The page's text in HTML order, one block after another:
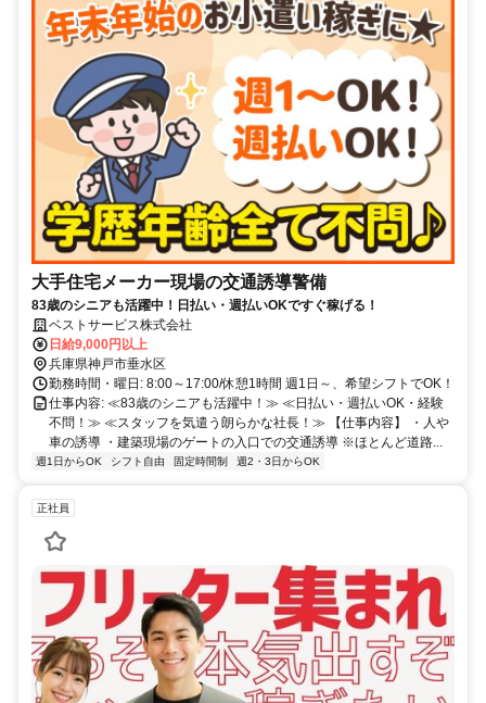
大手住宅メーカー現場の交通誘導警備
83歳のシニアも活躍中！日払い・週払いOKですぐ稼げる！
ベストサービス株式会社
日給9,000円以上
兵庫県神戸市垂水区
勤務時間・曜日: 8:00～17:00/休憩1時間 週1日～、希望シフトでOK！
仕事内容: ≪83歳のシニアも活躍中！≫ ≪日払い・週払いOK・経験
不問！≫ ≪スタッフを気遣う朗らかな社長！≫ 【仕事内容】 ・人や
車の誘導 ・建築現場のゲートの入口での交通誘導 ※ほとんど道路...
週1日からOK シフト自由 固定時間制 週2・3日からOK
正社員